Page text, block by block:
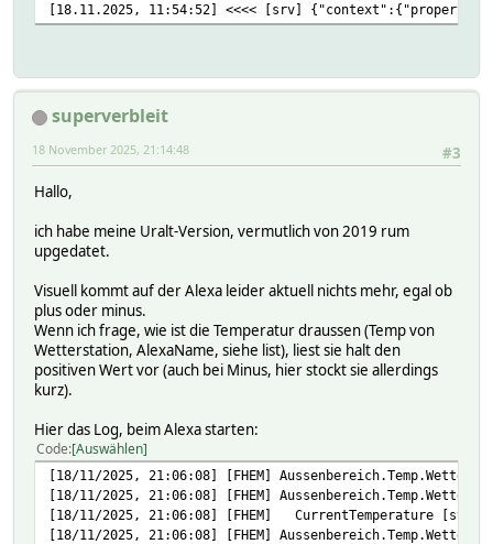
[18.11.2025, 11:54:52] <<<< [srv]
superverbleit
#3
18 November 2025, 21:14:48
Hallo,
ich habe meine Uralt-Version, vermutlich von 2019 rum
upgedatet.
Visuell kommt auf der Alexa leider aktuell nichts mehr, egal ob
plus oder minus.
Wenn ich frage, wie ist die Temperatur draussen (Temp von
Wetterstation, AlexaName, siehe list), liest sie halt den
positiven Wert vor (auch bei Minus, hier stockt sie allerdings
kurz).
Hier das Log, beim Alexa starten:
Code Auswählen
[18/11/2025, 21:06:08] [FHEM]
[18/11/2025, 21:06:08] [FHEM]
[18/11/2025, 21:06:08] [FHEM] CurrentTemperature
[18/11/2025, 21:06:08] [FHEM]